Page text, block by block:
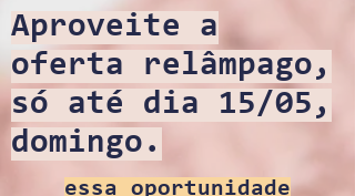
Aproveite a
oferta relâmpago,
só até dia 15/05,
domingo.
essa oportunidade